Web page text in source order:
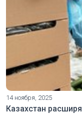
14 ноября, 2025
Казахстан